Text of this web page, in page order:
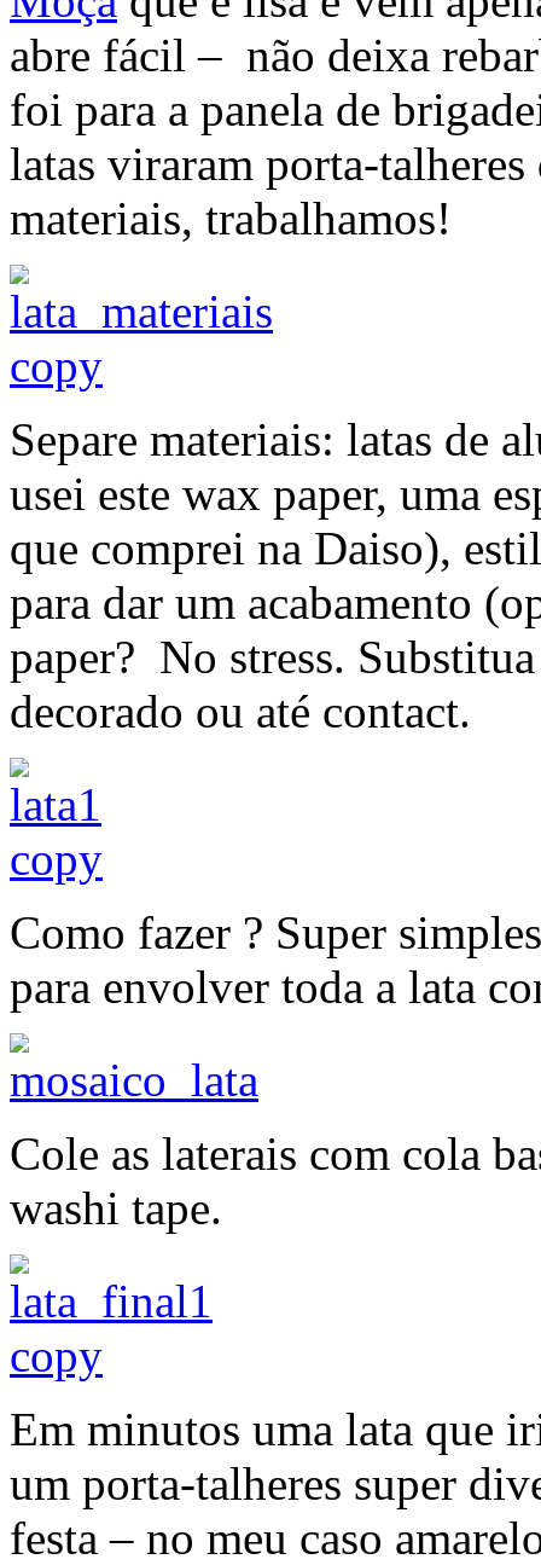
abre fácil – não deixa
foi para a panela de
latas viraram porta-
materiais, trabalhamos!
Separe materiais: latas de
usei este wax paper, uma
que comprei na Daiso),
para dar um acabamento
paper? No stress.
decorado ou até contact.
Como fazer ? Super
para envolver toda a lata
Cole as laterais com cola
washi tape.
Em minutos uma lata que
um porta-talheres super
festa – no meu caso